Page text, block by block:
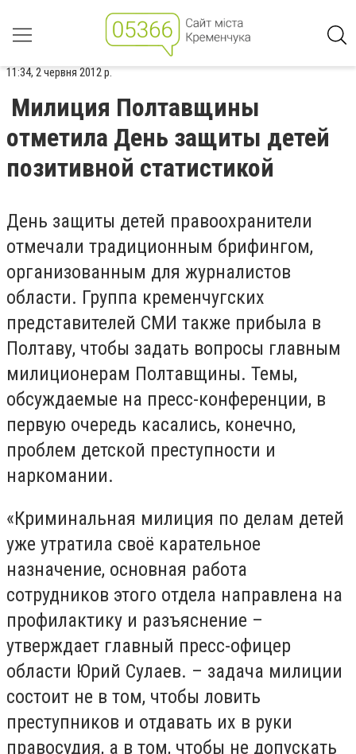
11:34, 2 червня 2012 р.
Милиция Полтавщины
отметила День защиты детей
позитивной статистикой
День защиты детей правоохранители
отмечали традиционным брифингом,
организованным для журналистов
области. Группа кременчугских
представителей СМИ также прибыла в
Полтаву, чтобы задать вопросы главным
милиционерам Полтавщины. Темы,
обсуждаемые на пресс-конференции, в
первую очередь касались, конечно,
проблем детской преступности и
наркомании.
«Криминальная милиция по делам детей
уже утратила своё карательное
назначение, основная работа
сотрудников этого отдела направлена на
профилактику и разъяснение –
утверждает главный пресс-офицер
области Юрий Сулаев. – задача милиции
состоит не в том, чтобы ловить
преступников и отдавать их в руки
правосудия, а в том, чтобы не допускать